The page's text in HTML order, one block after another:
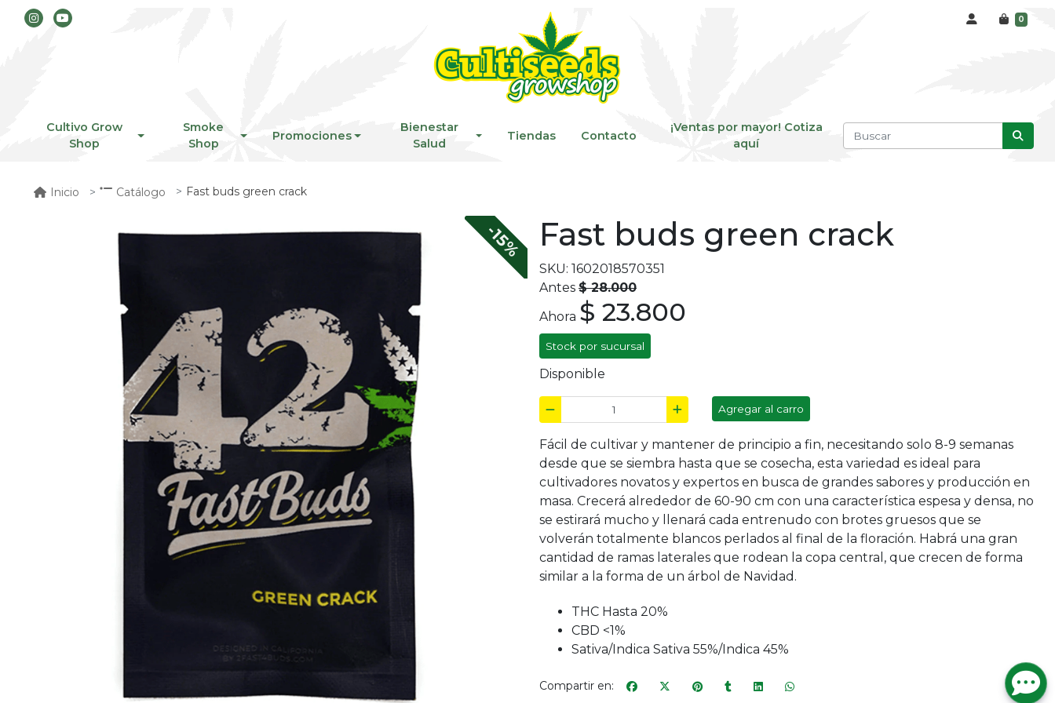
0
Cultivo Grow
Shop
Smoke
Shop
Promociones
Bienestar
Salud
Tiendas Contacto
¡Ventas por mayor! Cotiza
aquí
Inicio Catálogo Fast buds green crack
-15% Fast buds green crack
SKU: 1602018570351
Antes $ 28.000
Ahora $ 23.800
Stock por sucursal
Disponible
Agregar al carro
Fácil de cultivar y mantener de principio a fin, necesitando solo 8-9 semanas
desde que se siembra hasta que se cosecha, esta variedad es ideal para
cultivadores novatos y expertos en busca de grandes sabores y producción en
masa. Crecerá alrededor de 60-90 cm con una característica espesa y densa, no
se estirará mucho y llenará cada entrenudo con brotes gruesos que se
volverán totalmente blancos perlados al final de la floración. Habrá una gran
cantidad de ramas laterales que rodean la copa central, que crecen de forma
similar a la forma de un árbol de Navidad.
THC Hasta 20%
CBD <1%
Sativa/Indica Sativa 55%/Indica 45%
Compartir en: